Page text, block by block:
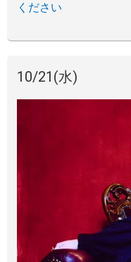
ください
10/21 (水)